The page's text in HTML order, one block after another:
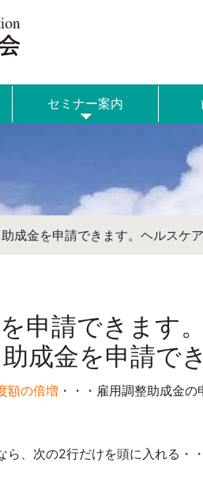
セミナー案内
成金を申請できます。ヘルスケ
申請できます
成金を申請でき
額の倍増 ・・・雇用調整助成金
ら、次の2行だけを頭に入れる・・